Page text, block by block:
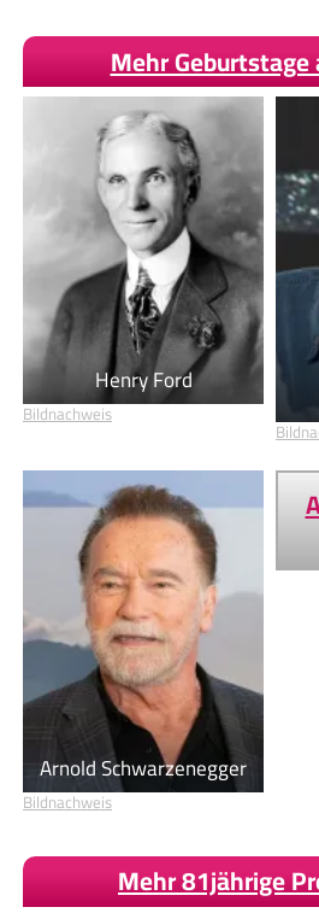
Mehr Geburtstage
Henry Ford
Bildnachweis
Arnold Schwarzenegger
Bildnachweis
Mehr 81jährige